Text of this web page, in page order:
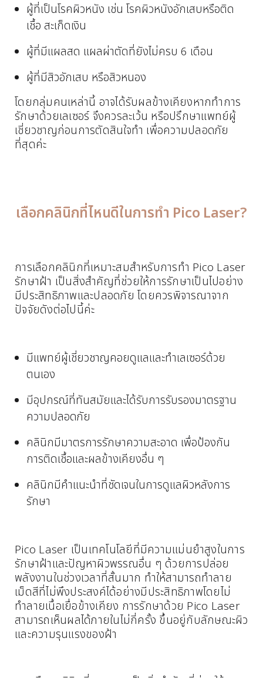
ผู้ที่เป็นโรคผิวหนัง เช่น โรคผิวหนังอักเสบหรือติด
เชื้อ สะเก็ดเงิน
ผู้ที่มีแผลสด แผลผ่าตัดที่ยังไม่ครบ 6 เดือน
ผู้ที่มีสิวอักเสบ หรือสิวหนอง
โดยกลุ่มคนเหล่านี้ อาจได้รับผลข้างเคียงหากทำการ
รักษาด้วยเลเซอร์ จึงควรละเว้น หรือปรึกษาแพทย์ผู้
เชี่ยวชาญก่อนการตัดสินใจทำ เพื่อความปลอดภัย
ที่สุดค่ะ
เลือกคลินิกที่ไหนดีในการทำ Pico Laser?
การเลือกคลินิกที่เหมาะสมสำหรับการทำ Pico Laser
รักษาฝ้า เป็นสิ่งสำคัญที่ช่วยให้การรักษาเป็นไปอย่าง
มีประสิทธิภาพและปลอดภัย โดยควรพิจารณาจาก
ปัจจัยดังต่อไปนี้ค่ะ
มีแพทย์ผู้เชี่ยวชาญคอยดูแลและทำเลเซอร์ด้วย
ตนเอง
มีอุปกรณ์ที่ทันสมัยและได้รับการรับรองมาตรฐาน
ความปลอดภัย
คลินิกมีมาตรการรักษาความสะอาด เพื่อป้องกัน
การติดเชื้อและผลข้างเคียงอื่น ๆ
คลินิกมีคำแนะนำที่ชัดเจนในการดูแลผิวหลังการ
รักษา
Pico Laser เป็นเทคโนโลยีที่มีความแม่นยำสูงในการ
รักษาฝ้าและปัญหาผิวพรรณอื่น ๆ ด้วยการปล่อย
พลังงานในช่วงเวลาที่สั้นมาก ทำให้สามารถทำลาย
เม็ดสีที่ไม่พึงประสงค์ได้อย่างมีประสิทธิภาพโดยไม่
ทำลายเนื้อเยื่อข้างเคียง การรักษาด้วย Pico Laser
สามารถเห็นผลได้ภายในไม่กี่ครั้ง ขึ้นอยู่กับลักษณะผิว
และความรุนแรงของฝ้า